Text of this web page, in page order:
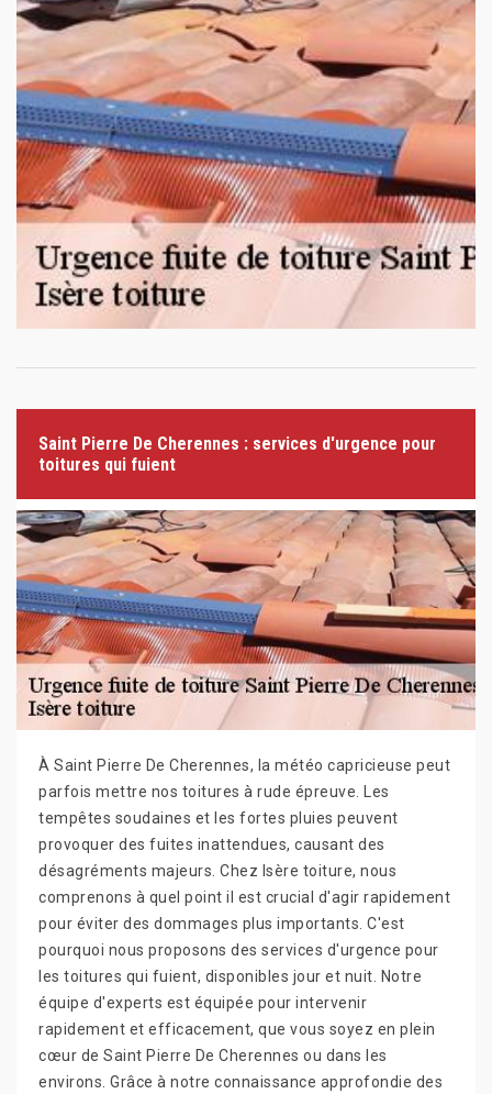
Saint Pierre De Cherennes : services d'urgence pour
toitures qui fuient
À Saint Pierre De Cherennes, la météo capricieuse peut
parfois mettre nos toitures à rude épreuve. Les
tempêtes soudaines et les fortes pluies peuvent
provoquer des fuites inattendues, causant des
désagréments majeurs. Chez Isère toiture, nous
comprenons à quel point il est crucial d'agir rapidement
pour éviter des dommages plus importants. C'est
pourquoi nous proposons des services d'urgence pour
les toitures qui fuient, disponibles jour et nuit. Notre
équipe d'experts est équipée pour intervenir
rapidement et efficacement, que vous soyez en plein
cœur de Saint Pierre De Cherennes ou dans les
environs. Grâce à notre connaissance approfondie des